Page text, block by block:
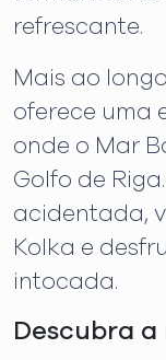
refrescante.
Mais ao
oferece uma
onde o Mar
Golfo de
acidentada,
Kolka e
intocada.
Descubra